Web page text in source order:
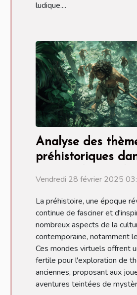
ludique....
Analyse des
préhistoriques
Vendredi 28 février 2025
La préhistoire, une époque
continue de fasciner et
nombreux aspects de la
contemporaine, notamment
Ces mondes virtuels offrent
fertile pour l'exploration de
anciennes, proposant aux
aventures teintées de